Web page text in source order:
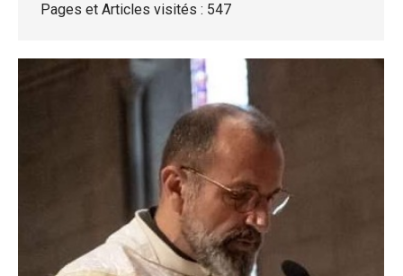
Pages et Articles visités : 547